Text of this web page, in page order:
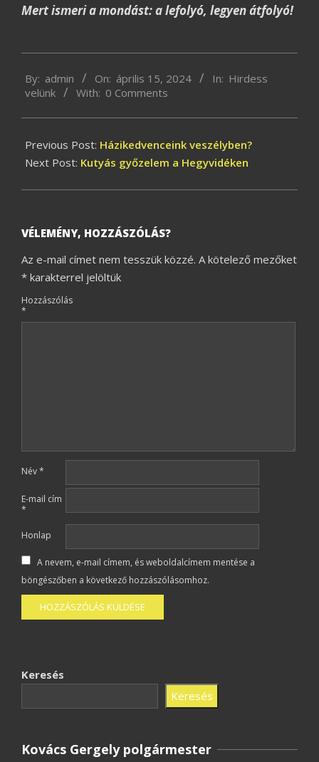
Mert ismeri a mondást: a lefolyó, legyen átfolyó!
04-
15
By: admin On: április 15, 2024 In: Hirdess
velünk
With: 0 Comments
Previous Post: Házikedvenceink veszélyben?
Next Post: Kutyás győzelem a Hegyvidéken
VÉLEMÉNY, HOZZÁSZÓLÁS?
Az e-mail címet nem tesszük közzé. A kötelező mezőket
* karakterrel jelöltük
Hozzászólás
*
Név*
E-mail cím
*
Honlap
A nevem, e-mail címem, és weboldalcímem mentése a
böngészőben a következő hozzászólásomhoz.
Keresés
Keresés
Kovács Gergely polgármester